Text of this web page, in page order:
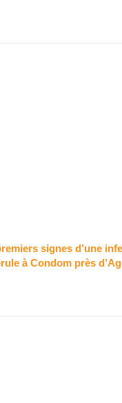
signes d’une
à Condom près